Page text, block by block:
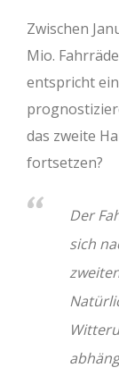
Zwischen
Mio.
entspricht
das zweite
fortsetzen?
Der
sich